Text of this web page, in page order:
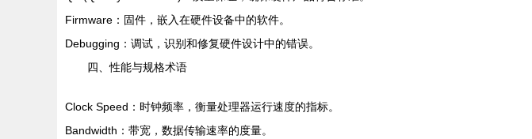
Firmware：固件，嵌入在硬件设备中的软件。
Debugging：调试，识别和修复硬件设计中的错误。
四、性能与规格术语
Clock Speed：时钟频率，衡量处理器运行速度的指标。
Bandwidth：带宽，数据传输速率的度量。